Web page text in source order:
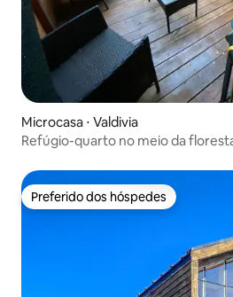
Microcasa ⋅ Valdivia
Refúgio-quarto no meio da
Preferido dos hóspedes
Preferido dos hóspedes